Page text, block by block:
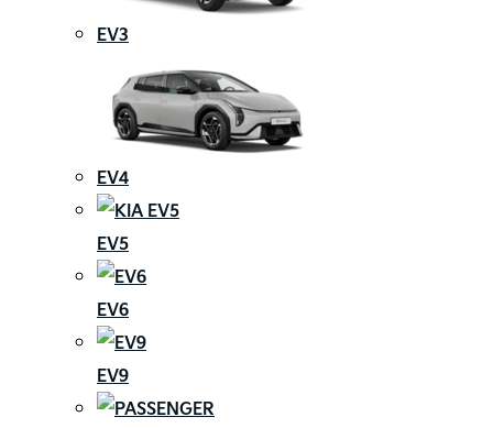
EV3
EV4
EV5
EV6
EV9